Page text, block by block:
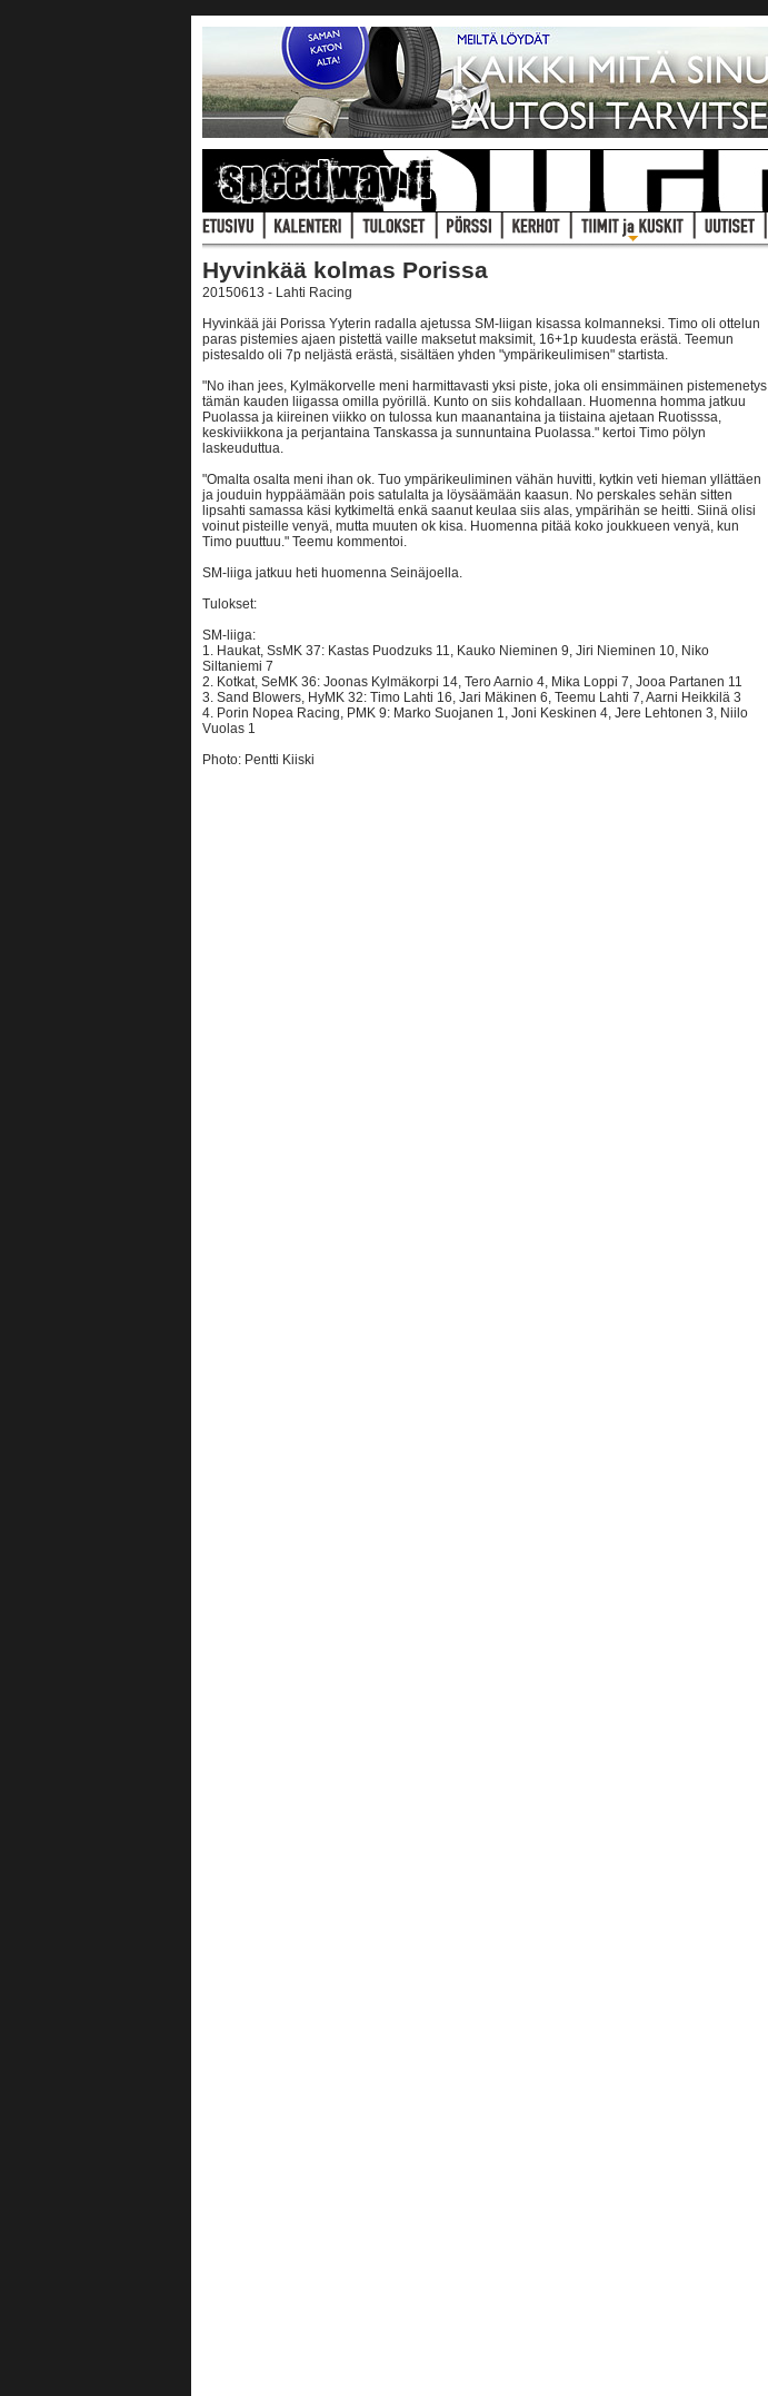
Hyvinkää kolmas Porissa
20150613 - Lahti Racing
Hyvinkää jäi Porissa Yyterin radalla ajetussa SM-liigan kisassa kolmanneksi. Timo oli ottelun
paras pistemies ajaen pistettä vaille maksetut maksimit, 16+1p kuudesta erästä. Teemun
pistesaldo oli 7p neljästä erästä, sisältäen yhden "ympärikeulimisen" startista.
"No ihan jees, Kylmäkorvelle meni harmittavasti yksi piste, joka oli ensimmäinen pistemenetys
tämän kauden liigassa omilla pyörillä. Kunto on siis kohdallaan. Huomenna homma jatkuu
Puolassa ja kiireinen viikko on tulossa kun maanantaina ja tiistaina ajetaan Ruotisssa,
keskiviikkona ja perjantaina Tanskassa ja sunnuntaina Puolassa." kertoi Timo pölyn
laskeuduttua.
"Omalta osalta meni ihan ok. Tuo ympärikeuliminen vähän huvitti, kytkin veti hieman yllättäen
ja jouduin hyppäämään pois satulalta ja löysäämään kaasun. No perskales sehän sitten
lipsahti samassa käsi kytkimeltä enkä saanut keulaa siis alas, ympärihän se heitti. Siinä olisi
voinut pisteille venyä, mutta muuten ok kisa. Huomenna pitää koko joukkueen venyä, kun
Timo puuttuu." Teemu kommentoi.
SM-liiga jatkuu heti huomenna Seinäjoella.
Tulokset:
SM-liiga:
1. Haukat, SsMK 37: Kastas Puodzuks 11, Kauko Nieminen 9, Jiri Nieminen 10, Niko
Siltaniemi 7
2. Kotkat, SeMK 36: Joonas Kylmäkorpi 14, Tero Aarnio 4, Mika Loppi 7, Jooa Partanen 11
3. Sand Blowers, HyMK 32: Timo Lahti 16, Jari Mäkinen 6, Teemu Lahti 7, Aarni Heikkilä 3
4. Porin Nopea Racing, PMK 9: Marko Suojanen 1, Joni Keskinen 4, Jere Lehtonen 3, Niilo
Vuolas 1
Photo: Pentti Kiiski